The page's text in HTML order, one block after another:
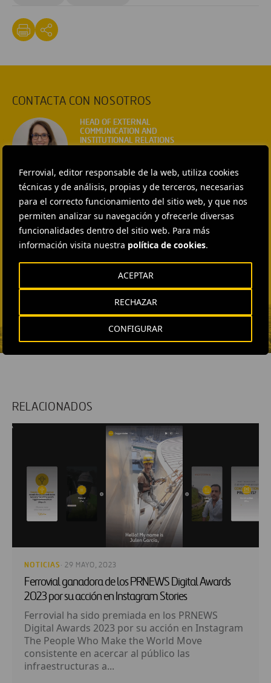
Ferrovial, editor responsable de la web, utiliza cookies
técnicas y de análisis, propias y de terceros, necesarias
para el correcto funcionamiento del sitio web, y que nos
permiten analizar su navegación y ofrecerle diversas
funcionalidades dentro del sitio web. Para más
información visita nuestra política de cookies.
CONFIGURAR
RECHAZAR
ACEPTAR
CONTACTA CON NOSOTROS
HEAD OF EXTERNAL
COMMUNICATION AND
INSTITUTIONAL RELATIONS
ENVIAR CORREO
EXTERNAL COMMUNICATION
AND MEDIA RELATIONS
Isabel Muñoz Torres
ENVIAR CORREO
EXTERNAL COMMUNICATION
AND MEDIA RELATIONS
Fátima Gracia De
Vargas
ENVIAR CORREO
RELACIONADOS
NOTICIAS · 29 MAYO, 2023
Ferrovial ganadora de los PRNEWS Digital Awards
2023 por su acción en Instagram Stories
Ferrovial ha sido premiada en los PRNEWS
Digital Awards 2023 por su acción en Instagram
The People Who Make the World Move
consistente en acercar al público las
infraestructuras a...